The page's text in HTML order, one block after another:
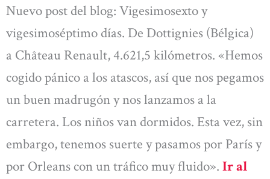
Nuevo post del blog: Vigesimosexto y
vigesimoséptimo días. De Dottignies (Bélgica)
a Château Renault, 4.621,5 kilómetros. «Hemos
cogido pánico a los atascos, así que nos pegamos
un buen madrugón y nos lanzamos a la
carretera. Los niños van dormidos. Esta vez, sin
embargo, tenemos suerte y pasamos por París y
por Orleans con un tráfico muy fluido». Ir al